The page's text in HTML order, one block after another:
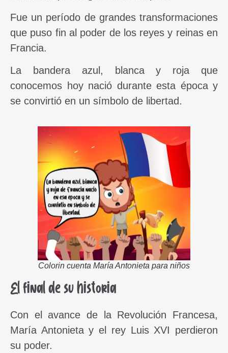
Fue un período de grandes transformaciones
que puso fin al poder de los reyes y reinas en
Francia.
La bandera azul, blanca y roja que
conocemos hoy nació durante esta época y
se convirtió en un símbolo de libertad.
Colorin cuenta María Antonieta para niños
El final de su historia
Con el avance de la Revolución Francesa,
María Antonieta y el rey Luis XVI perdieron
su poder.